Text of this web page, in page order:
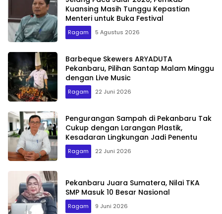
Kuansing Masih Tunggu Kepastian
Menteri untuk Buka Festival
Ragam 5 Agustus 2026
Barbeque Skewers ARYADUTA
Pekanbaru, Pilihan Santap Malam Minggu
dengan Live Music
Ragam 22 Juni 2026
Pengurangan Sampah di Pekanbaru Tak
Cukup dengan Larangan Plastik,
Kesadaran Lingkungan Jadi Penentu
Ragam 22 Juni 2026
Pekanbaru Juara Sumatera, Nilai TKA
SMP Masuk 10 Besar Nasional
Ragam 9 Juni 2026